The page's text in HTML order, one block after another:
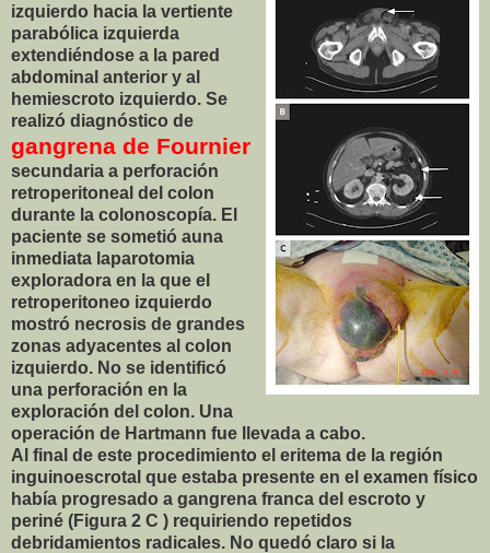
izquierdo hacia la vertiente
parabólica izquierda
extendiéndose a la pared
abdominal anterior y al
hemiescroto izquierdo. Se
realizó diagnóstico de
gangrena de Fournier
secundaria a perforación
retroperitoneal del colon
durante la colonoscopía. El
paciente se sometió auna
inmediata laparotomia
exploradora en la que el
retroperitoneo izquierdo
mostró necrosis de grandes
zonas adyacentes al colon
izquierdo. No se identificó
una perforación en la
exploración del colon. Una
operación de Hartmann fue llevada a cabo.
Al final de este procedimiento el eritema de la región
inguinoescrotal que estaba presente en el examen físico
había progresado a gangrena franca del escroto y
periné (Figura 2 C ) requiriendo repetidos
debridamientos radicales. No quedó claro si la